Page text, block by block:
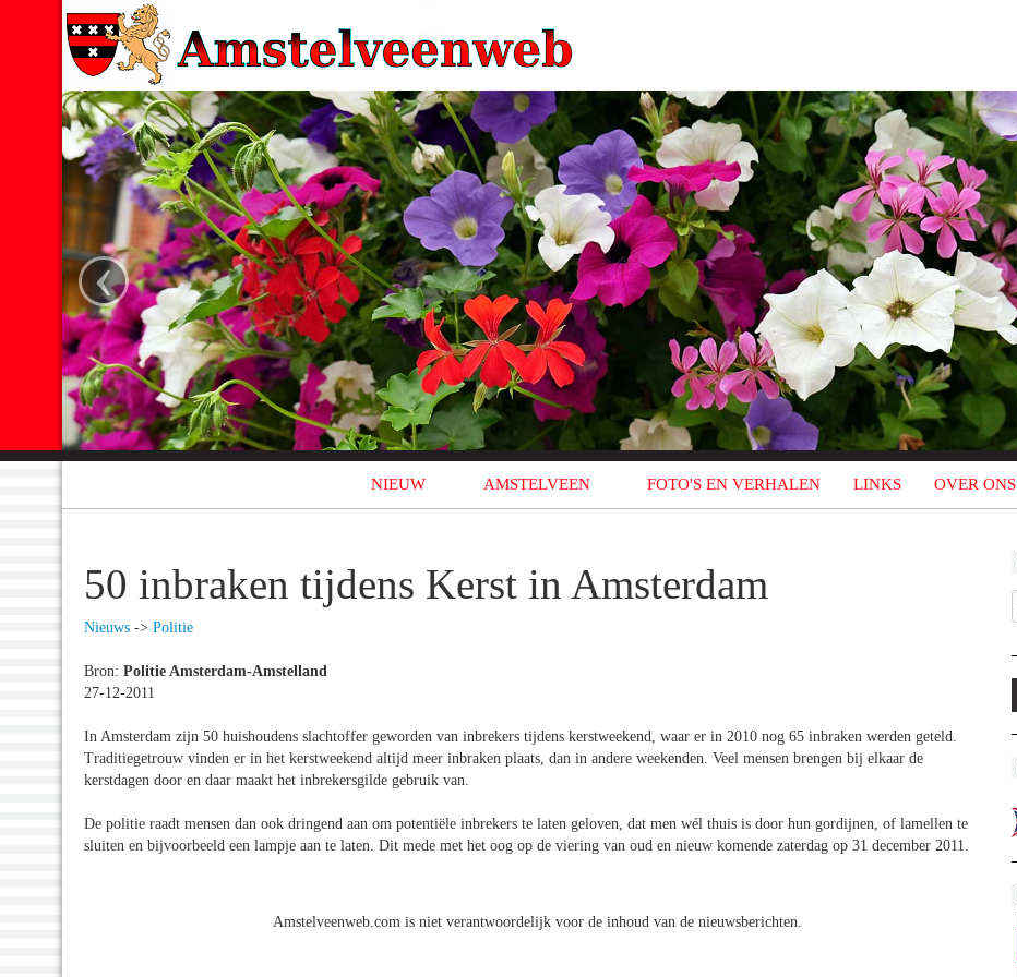
‹
NIEUW AMSTELVEEN FOTO'S EN VERHALEN LINKS OVER ONS
50 inbraken tijdens Kerst in Amsterdam
Nieuws -> Politie
Bron: Politie Amsterdam-Amstelland
27-12-2011
In Amsterdam zijn 50 huishoudens slachtoffer geworden van inbrekers tijdens kerstweekend, waar er in 2010 nog 65 inbraken werden geteld.
Traditiegetrouw vinden er in het kerstweekend altijd meer inbraken plaats, dan in andere weekenden. Veel mensen brengen bij elkaar de
kerstdagen door en daar maakt het inbrekersgilde gebruik van.
De politie raadt mensen dan ook dringend aan om potentiële inbrekers te laten geloven, dat men wél thuis is door hun gordijnen, of lamellen te
sluiten en bijvoorbeeld een lampje aan te laten. Dit mede met het oog op de viering van oud en nieuw komende zaterdag op 31 december 2011.
Amstelveenweb.com is niet verantwoordelijk voor de inhoud van de nieuwsberichten.